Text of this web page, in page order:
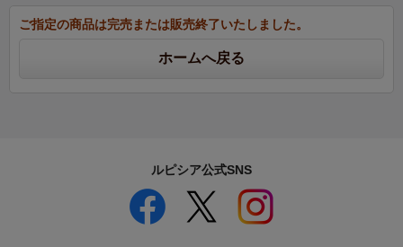
ご指定の商品は完売または販売終了いたしました。
ルピシア公式SNS